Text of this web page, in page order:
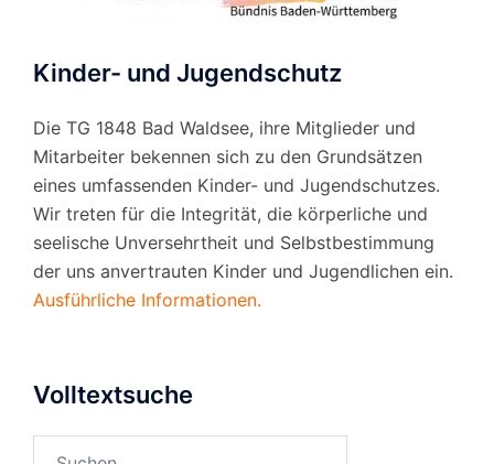
Kinder- und Jugendschutz
Die TG 1848 Bad Waldsee, ihre Mitglieder und
Mitarbeiter bekennen sich zu den Grundsätzen
eines umfassenden Kinder- und Jugendschutzes.
Wir treten für die Integrität, die körperliche und
seelische Unversehrtheit und Selbstbestimmung
der uns anvertrauten Kinder und Jugendlichen ein.
Ausführliche Informationen.
Volltextsuche